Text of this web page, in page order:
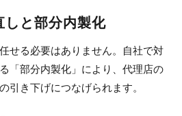
と部分内製化
せる必要はありません。自社で対
「部分内製化」により、代理店の
引き下げにつなげられます。